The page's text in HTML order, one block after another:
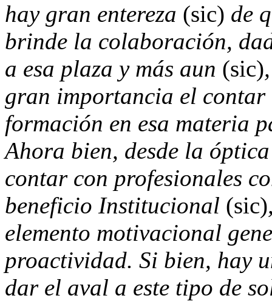
hay gran entereza (sic) de
brinde la colaboración,
a esa plaza y más aun (sic)
gran importancia el contar
formación en esa materia
Ahora bien, desde la
contar con profesionales
beneficio Institucional (sic)
elemento motivacional
proactividad. Si bien, hay
dar el aval a este tipo de